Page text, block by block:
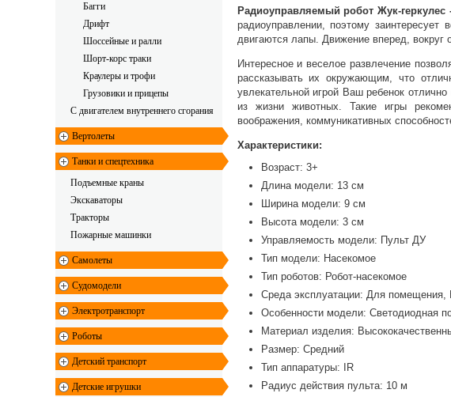
Багги
Дрифт
Шоссейные и ралли
Шорт-корс траки
Краулеры и трофи
Грузовики и прицепы
С двигателем внутреннего сгорания
Вертолеты
Танки и спецтехника
Подъемные краны
Экскаваторы
Тракторы
Пожарные машинки
Самолеты
Судомодели
Электротранспорт
Роботы
Детский транспорт
Детские игрушки
Радиоуправляемый робот Жук-геркулес
радиоуправлении, поэтому
двигаются лапы. Движение вперед, вокруг
Интересное и веселое развлечение
рассказывать их окружающим, что
увлекательной игрой Ваш ребенок
из жизни животных. Такие игры
воображения, коммуникативных
Характеристики:
Возраст: 3+
Длина модели: 13 см
Ширина модели: 9 см
Высота модели: 3 см
Управляемость модели: Пульт ДУ
Тип модели: Насекомое
Тип роботов: Робот-насекомое
Среда эксплуатации: Для помещения,
Особенности модели: Светодиодная
Материал изделия:
Размер: Средний
Тип аппаратуры: IR
Радиус действия пульта: 10 м